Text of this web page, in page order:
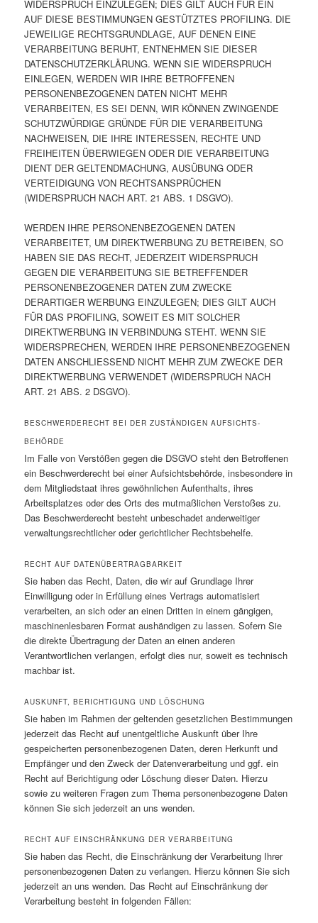
WIDERSPRUCH EINZULEGEN; DIES GILT AUCH FÜR EIN
AUF DIESE BESTIMMUNGEN GESTÜTZTES PROFILING. DIE
JEWEILIGE RECHTSGRUNDLAGE, AUF DENEN EINE
VERARBEITUNG BERUHT, ENTNEHMEN SIE DIESER
DATENSCHUTZERKLÄRUNG. WENN SIE WIDERSPRUCH
EINLEGEN, WERDEN WIR IHRE BETROFFENEN
PERSONENBEZOGENEN DATEN NICHT MEHR
VERARBEITEN, ES SEI DENN, WIR KÖNNEN ZWINGENDE
SCHUTZWÜRDIGE GRÜNDE FÜR DIE VERARBEITUNG
NACHWEISEN, DIE IHRE INTERESSEN, RECHTE UND
FREIHEITEN ÜBERWIEGEN ODER DIE VERARBEITUNG
DIENT DER GELTENDMACHUNG, AUSÜBUNG ODER
VERTEIDIGUNG VON RECHTSANSPRÜCHEN
(WIDERSPRUCH NACH ART. 21 ABS. 1 DSGVO).
WERDEN IHRE PERSONENBEZOGENEN DATEN
VERARBEITET, UM DIREKTWERBUNG ZU BETREIBEN, SO
HABEN SIE DAS RECHT, JEDERZEIT WIDERSPRUCH
GEGEN DIE VERARBEITUNG SIE BETREFFENDER
PERSONENBEZOGENER DATEN ZUM ZWECKE
DERARTIGER WERBUNG EINZULEGEN; DIES GILT AUCH
FÜR DAS PROFILING, SOWEIT ES MIT SOLCHER
DIREKTWERBUNG IN VERBINDUNG STEHT. WENN SIE
WIDERSPRECHEN, WERDEN IHRE PERSONENBEZOGENEN
DATEN ANSCHLIESSEND NICHT MEHR ZUM ZWECKE DER
DIREKTWERBUNG VERWENDET (WIDERSPRUCH NACH
ART. 21 ABS. 2 DSGVO).
BESCHWERDE­RECHT BEI DER ZUSTÄNDIGEN AUFSICHTS­
BEHÖRDE
Im Falle von Verstößen gegen die DSGVO steht den Betroffenen
ein Beschwerderecht bei einer Aufsichtsbehörde, insbesondere in
dem Mitgliedstaat ihres gewöhnlichen Aufenthalts, ihres
Arbeitsplatzes oder des Orts des mutmaßlichen Verstoßes zu.
Das Beschwerderecht besteht unbeschadet anderweitiger
verwaltungsrechtlicher oder gerichtlicher Rechtsbehelfe.
RECHT AUF DATEN­ÜBERTRAG­BARKEIT
Sie haben das Recht, Daten, die wir auf Grundlage Ihrer
Einwilligung oder in Erfüllung eines Vertrags automatisiert
verarbeiten, an sich oder an einen Dritten in einem gängigen,
maschinenlesbaren Format aushändigen zu lassen. Sofern Sie
die direkte Übertragung der Daten an einen anderen
Verantwortlichen verlangen, erfolgt dies nur, soweit es technisch
machbar ist.
AUSKUNFT, BERICHTIGUNG UND LÖSCHUNG
Sie haben im Rahmen der geltenden gesetzlichen Bestimmungen
jederzeit das Recht auf unentgeltliche Auskunft über Ihre
gespeicherten personenbezogenen Daten, deren Herkunft und
Empfänger und den Zweck der Datenverarbeitung und ggf. ein
Recht auf Berichtigung oder Löschung dieser Daten. Hierzu
sowie zu weiteren Fragen zum Thema personenbezogene Daten
können Sie sich jederzeit an uns wenden.
RECHT AUF EINSCHRÄNKUNG DER VERARBEITUNG
Sie haben das Recht, die Einschränkung der Verarbeitung Ihrer
personenbezogenen Daten zu verlangen. Hierzu können Sie sich
jederzeit an uns wenden. Das Recht auf Einschränkung der
Verarbeitung besteht in folgenden Fällen: